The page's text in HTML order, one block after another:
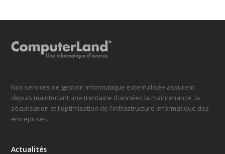
Nos services de gestion informatique externalisée assurent
depuis maintenant une trentaine d'années la maintenance, la
sécurisation et l'optimisation de l'infrastructure informatique des
entreprises.
Actualités